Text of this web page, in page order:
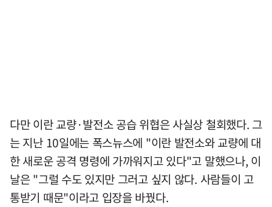
다만 이란 교량·발전소 공습 위협은 사실상 철회했다. 그
는 지난 10일에는 폭스뉴스에 "이란 발전소와 교량에 대
한 새로운 공격 명령에 가까워지고 있다"고 말했으나, 이
날은 "그럴 수도 있지만 그러고 싶지 않다. 사람들이 고
통받기 때문"이라고 입장을 바꿨다.